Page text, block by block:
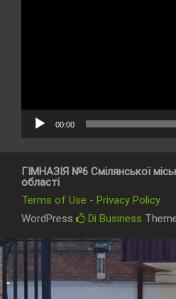
00:00
ГІМНАЗІЯ №6 Смілянської
області
Terms of Use - Privacy Policy
WordPress
Di Business